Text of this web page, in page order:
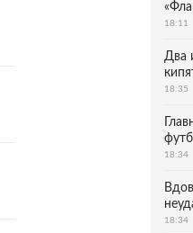
18:11
Два
18:35
18:34
18:34